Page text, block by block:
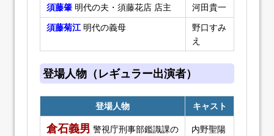
須藤肇 明代の夫・須藤花店 店主
河田貴一
須藤菊江 明代の義母
野口すみ
え
登場人物（レギュラー出演者）
登場人物 キャスト
倉石義男 警視庁刑事部鑑識課の
内野聖陽